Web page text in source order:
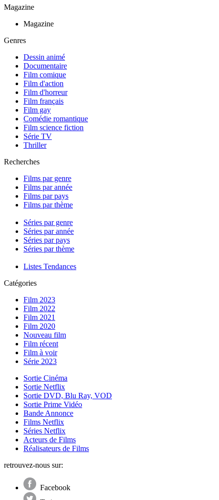
Magazine
Magazine
Genres
Dessin animé
Documentaire
Film comique
Film d'action
Film d'horreur
Film français
Film gay
Comédie romantique
Film science fiction
Série TV
Thriller
Recherches
Films par genre
Films par année
Films par pays
Films par thème
Séries par genre
Séries par année
Séries par pays
Séries par thème
Listes Tendances
Catégories
Film 2023
Film 2022
Film 2021
Film 2020
Nouveau film
Film récent
Film à voir
Série 2023
Sortie Cinéma
Sortie Netflix
Sortie DVD, Blu Ray, VOD
Sortie Prime Vidéo
Bande Annonce
Films Netflix
Séries Netflix
Acteurs de Films
Réalisateurs de Films
retrouvez-nous sur:
Facebook